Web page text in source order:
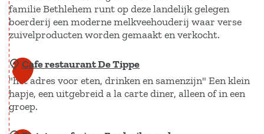
l
e
m
I
I
I
h
e
T
u
i
n
-
M
v
e
P
r
i
n
s
familie Bethlehem runt op deze landelijk gelegen
boerderij een moderne melkveehouderij waar verse
zuivelproducten worden gemaakt en verkocht.
H
o
e
v
e
7 Cafe restaurant De Tippe
"hét adres voor eten, drinken en samenzijn" Een klein
hapje, een uitgebreid a la carte diner, alleen of in een
groep.